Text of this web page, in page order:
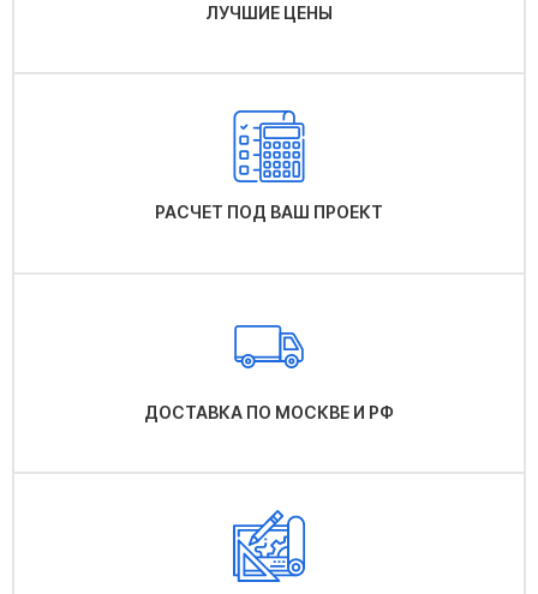
ЛУЧШИЕ ЦЕНЫ
РАСЧЕТ ПОД ВАШ ПРОЕКТ
ДОСТАВКА ПО МОСКВЕ И РФ